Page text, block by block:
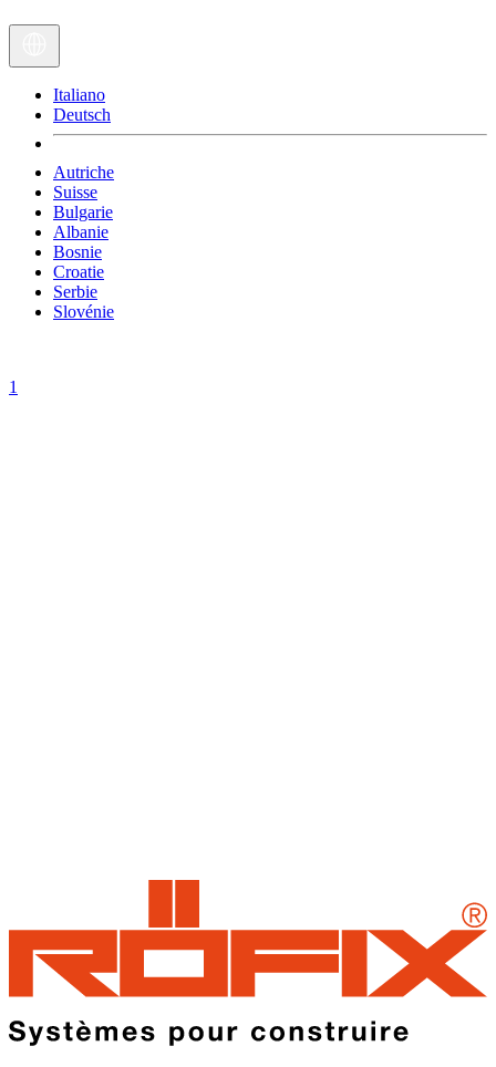
Italiano
Deutsch
Autriche
Suisse
Bulgarie
Albanie
Bosnie
Croatie
Serbie
Slovénie
1